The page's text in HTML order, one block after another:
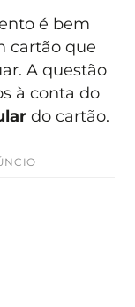
é bem
cartão que
A questão
à conta do
do cartão.